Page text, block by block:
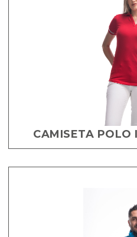
CAMISETA POLO